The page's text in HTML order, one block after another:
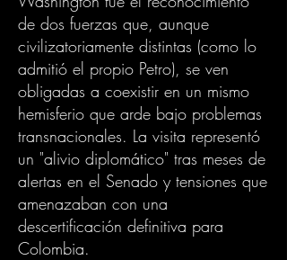
de dos fuerzas que, aunque
civilizatoriamente distintas (como lo
admitió el propio Petro), se ven
obligadas a coexistir en un mismo
hemisferio que arde bajo problemas
transnacionales. La visita representó
un "alivio diplomático" tras meses de
alertas en el Senado y tensiones que
amenazaban con una
descertificación definitiva para
Colombia.